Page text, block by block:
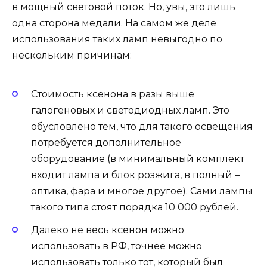
в мощный световой поток. Но, увы, это лишь
одна сторона медали. На самом же деле
использования таких ламп невыгодно по
нескольким причинам:
Стоимость ксенона в разы выше
галогеновых и светодиодных ламп. Это
обусловлено тем, что для такого освещения
потребуется дополнительное
оборудование (в минимальный комплект
входит лампа и блок розжига, в полный –
оптика, фара и многое другое). Сами лампы
такого типа стоят порядка 10 000 рублей.
Далеко не весь ксенон можно
использовать в РФ, точнее можно
использовать только тот, который был